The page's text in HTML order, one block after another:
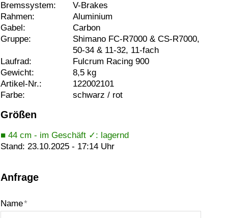
Bremssystem:
V-Brakes
Rahmen:
Aluminium
Gabel:
Carbon
Gruppe:
Shimano FC-R7000 & CS-R7000,
50-34 & 11-32, 11-fach
Laufrad:
Fulcrum Racing 900
Gewicht:
8,5 kg
Artikel-Nr.:
122002101
Farbe:
schwarz / rot
Größen
■ 44 cm - im Geschäft ✓: lagernd
Stand: 23.10.2025 - 17:14 Uhr
Anfrage
Name*